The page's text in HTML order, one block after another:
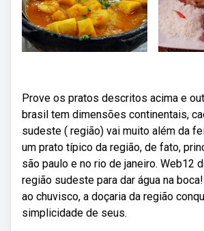
Prove os pratos descritos acima e
brasil tem dimensões continentais,
sudeste ( região) vai muito além da
um prato típico da região, de fato,
são paulo e no rio de janeiro. Web12
região sudeste para dar água na
ao chuvisco, a doçaria da região
simplicidade de seus.